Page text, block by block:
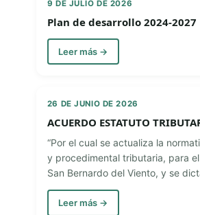
9 DE JULIO DE 2026
Plan de desarrollo 2024-2027
Leer más →
26 DE JUNIO DE 2026
ACUERDO ESTATUTO
“Por el cual se actualiza la
y procedimental tributaria, para
San Bernardo del Viento, y se
Leer más →